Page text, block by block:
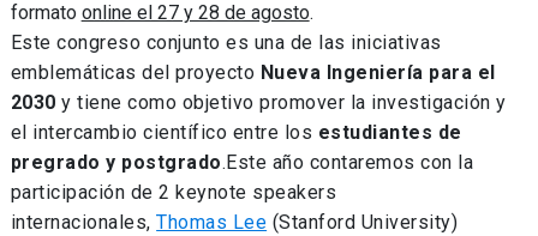
formato online el 27 y 28 de agosto.
Este congreso conjunto es una de las iniciativas
emblemáticas del proyecto Nueva Ingeniería para el
2030y tiene como objetivo promover la investigación y
el intercambio científico entre los estudiantes de
pregrado y postgrado.Este año contaremos con la
participación de 2 keynote speakers
internacionales,Thomas Lee (Stanford University)